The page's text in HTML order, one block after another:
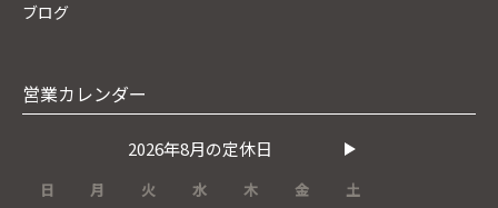
ブログ
営業カレンダー
2026年8月の定休日
日 月 火 水 木 金
土